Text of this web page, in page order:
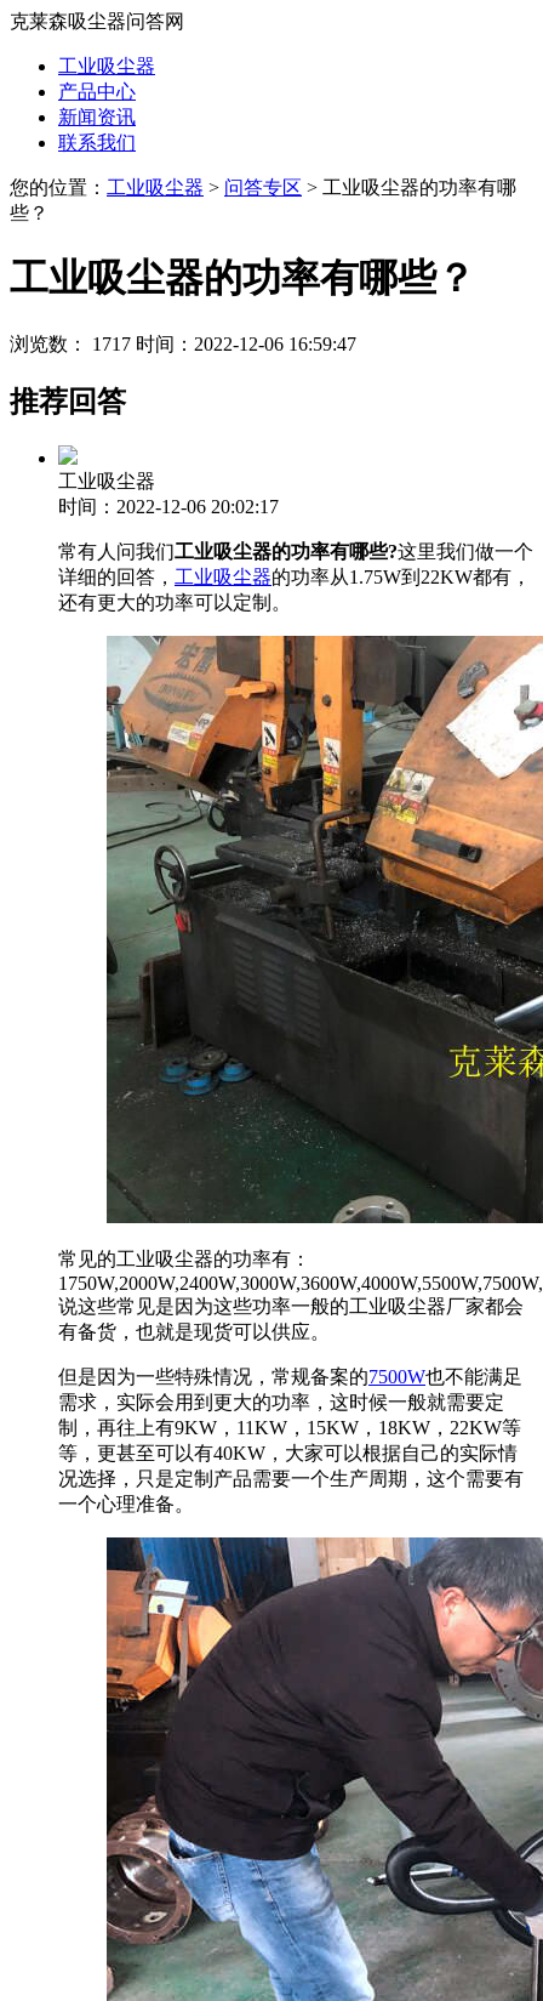
克莱森吸尘器问答网
工业吸尘器
产品中心
新闻资讯
联系我们
您的位置： 工业吸尘器 > 问答专区 > 工业吸尘器的功率有哪
些？
工业吸尘器的功率有哪些？
浏览数： 1717 时间：2022-12-06 16:59:47
推荐回答
工业吸尘器
时间：2022-12-06 20:02:17
常有人问我们工业吸尘器的功率有哪些?这里我们做一个
详细的回答， 工业吸尘器的功率从1.75W到22KW都有，
还有更大的功率可以定制。
常见的工业吸尘器的功率有：
1750W,2000W,2400W,3000W,3600W,4000W,5500W,7500W,
说这些常见是因为这些功率一般的工业吸尘器厂家都会
有备货，也就是现货可以供应。
但是因为一些特殊情况，常规备案的7500W也不能满足
需求，实际会用到更大的功率，这时候一般就需要定
制，再往上有9KW，11KW，15KW，18KW，22KW等
等，更甚至可以有40KW，大家可以根据自己的实际情
况选择，只是定制产品需要一个生产周期，这个需要有
一个心理准备。